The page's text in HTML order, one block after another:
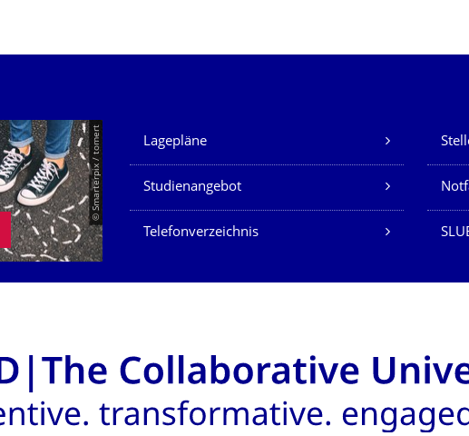
© Smarterpix / tomert Unsere Dienste
Lagepläne
Studienangebot
Telefonverzeichnis